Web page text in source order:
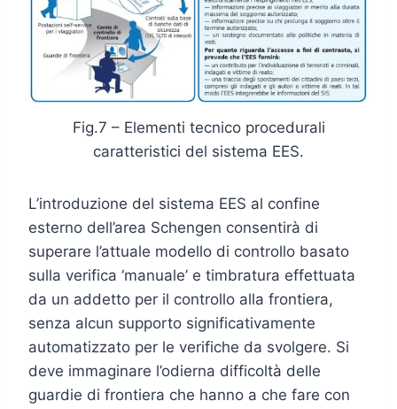
Fig.7 – Elementi tecnico procedurali
caratteristici del sistema EES.
L’introduzione del sistema EES al confine
esterno dell’area Schengen consentirà di
superare l’attuale modello di controllo basato
sulla verifica ‘manuale’ e timbratura effettuata
da un addetto per il controllo alla frontiera,
senza alcun supporto significativamente
automatizzato per le verifiche da svolgere. Si
deve immaginare l’odierna difficoltà delle
guardie di frontiera che hanno a che fare con